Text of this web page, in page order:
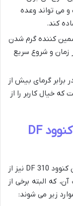
می تواند وعده
کند.
وات، تضمین کننده گرم شدن
و شروع سریع
گرمای بیش از
خیال کاربر را از
معایب و نقاط ضعف سرخ کن کنوود DF
هیچ محصولی بی عیب و نقص نیست و سرخ کن کنوود DF 310 نیز از
که البته برخی از
زیر می شوند: